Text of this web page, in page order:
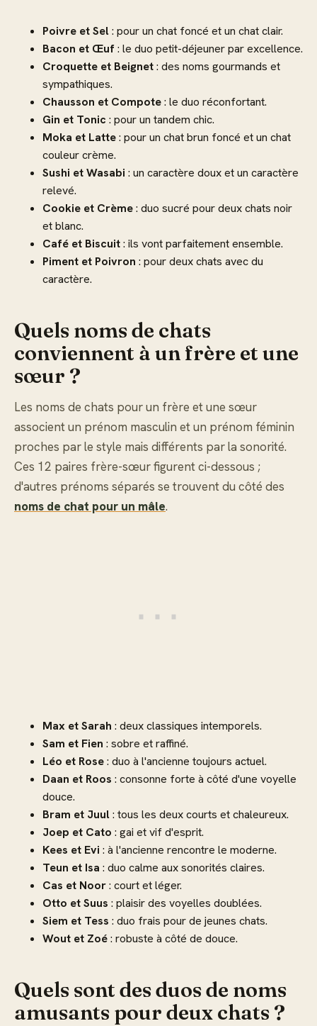
Poivre et Sel: pour un chat foncé et un chat clair.
Bacon et Œuf: le duo petit-déjeuner par excellence.
Croquette et Beignet: des noms gourmands et
sympathiques.
Chausson et Compote: le duo réconfortant.
Gin et Tonic : pour un tandem chic.
Moka et Latte: pour un chat brun foncé et un chat
couleur crème.
Sushi et Wasabi : un caractère doux et un caractère
relevé.
Cookie et Crème: duo sucré pour deux chats noir
et blanc.
Café et Biscuit: ils vont parfaitement ensemble.
Piment et Poivron : pour deux chats avec du
caractère.
Quels noms de chats
conviennent à un frère et une
sœur ?
Les noms de chats pour un frère et une sœur
associent un prénom masculin et un prénom féminin
proches par le style mais différents par la sonorité.
Ces 12 paires frère-sœur figurent ci-dessous ;
d'autres prénoms séparés se trouvent du côté des
noms de chat pour un mâle.
Max et Sarah : deux classiques intemporels.
Sam et Fien : sobre et raffiné.
Léo et Rose: duo à l'ancienne toujours actuel.
Daan et Roos : consonne forte à côté d'une voyelle
douce.
Bram et Juul: tous les deux courts et chaleureux.
Joep et Cato : gai et vif d'esprit.
Kees et Evi : à l'ancienne rencontre le moderne.
Teun et Isa : duo calme aux sonorités claires.
Cas et Noor: court et léger.
Otto et Suus : plaisir des voyelles doublées.
Siem et Tess : duo frais pour de jeunes chats.
Wout et Zoé: robuste à côté de douce.
Quels sont des duos de noms
amusants pour deux chats ?